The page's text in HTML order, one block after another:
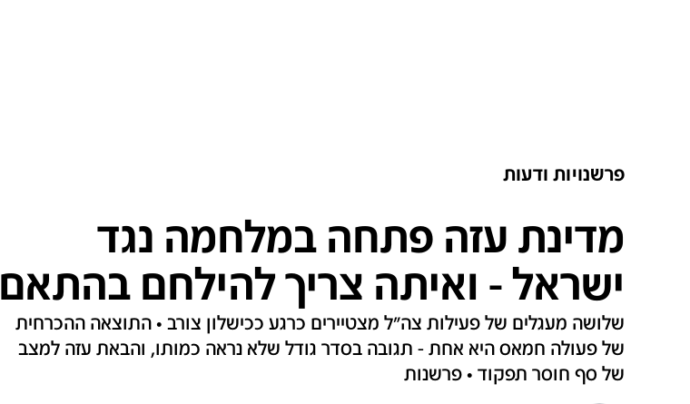
פרשנויות ודעות
מדינת עזה פתחה במלחמה נגד
ישראל - ואיתה צריך להילחם בהתאם
שלושה מעגלים של פעילות צה"ל מצטיירים כרגע ככישלון צורב • התוצאה ההכרחית
של פעולה חמאס היא אחת - תגובה בסדר גודל שלא נראה כמותו, והבאת עזה למצב
של סף חוסר תפקוד • פרשנות